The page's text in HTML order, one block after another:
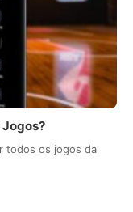
Jogos?
todos os jogos da